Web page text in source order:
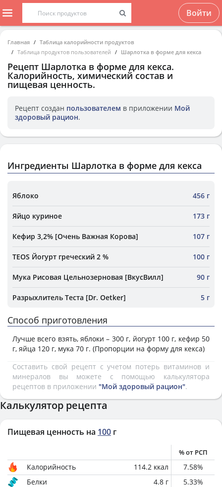
Войти
Главная
Таблица калорийности продуктов
Таблица продуктов пользователей
Шарлотка в форме для кекса
Рецепт Шарлотка в форме для кекса.
Калорийность, химический состав и
пищевая ценность.
Рецепт создан пользователем в приложении Мой
здоровый рацион.
Ингредиенты Шарлотка в форме для кекса
Яблоко 456 г
Яйцо куриное 173 г
Кефир 3,2% [Очень Важная Корова] 107 г
TEOS Йогурт греческий 2 % 100 г
Мука Рисовая Цельнозерновая [ВкусВилл] 90 г
Разрыхлитель Теста [Dr. Oetker] 5 г
Способ приготовления
Лучше всего взять, яблоки – 300 г, йогурт 100 г, кефир 50
г, яйца 120 г, мука 70 г. (Пропорции на форму для кекса)
Составить свой рецепт с учетом потерь витаминов и
минералов вы можете с помощью калькулятора
рецептов в приложении "Мой здоровый рацион".
Калькулятор рецепта
Пищевая ценность на 100 г
% от РСП
Калорийность 114.2 ккал 7.58%
Белки
4.8 г 5.33%